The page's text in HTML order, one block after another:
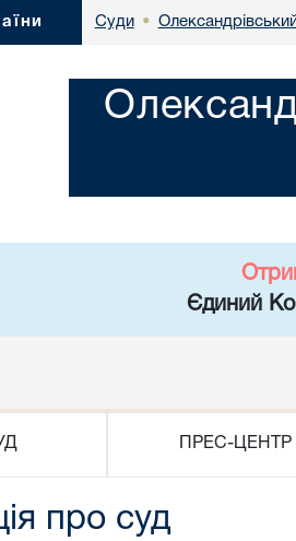
Суди •
Єдиний
ПРЕС-ЦЕНТР
про суд